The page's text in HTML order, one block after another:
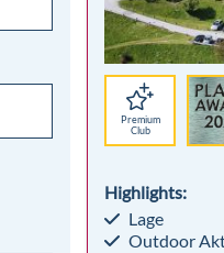
Premium
Club
Highlights:
Lage
Outdoor